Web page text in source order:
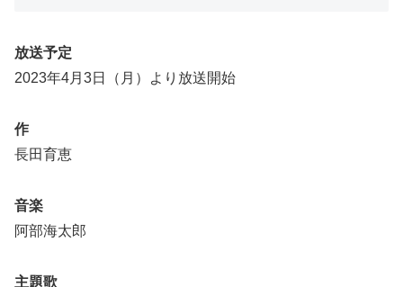
放送予定
2023年4月3日（月）より放送開始
作
長田育恵
音楽
阿部海太郎
主題歌